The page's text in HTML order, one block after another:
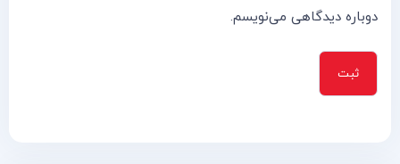
دوباره دیدگاهی می‌نویسم.